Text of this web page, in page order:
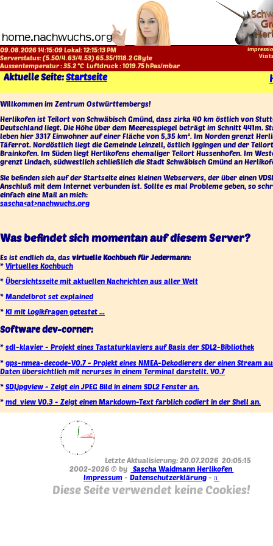
09.08.2026 14:15:09 Lokal:12:15:13 PM
Serverstatus: (5.50/4.63/4.53)65.35/1118.2GByte
Aussentemperatur :35.2°C Luftdruck :1019.75hPas/mbar
Aktuelle Seite:Startseite
Willkommen im Zentrum Ostwürttembergs!
Herlikofen ist Teilort von Schwäbisch Gmünd, dass zirka 40 km östlich von
Deutschland liegt. Die Höhe über dem Meeresspiegel beträgt im Schnitt 441m.
leben hier 3317 Einwohner auf einer Fläche von 5,35 km². Im Norden grenzt
Täferrot. Nordöstlich liegt die Gemeinde Leinzell, östlich Iggingen und der Teilort
Brainkofen. Im Süden liegt Herlikofens ehemaliger Teilort Hussenhofen. Im
grenzt Lindach, südwestlich schließlich die Stadt Schwäbisch Gmünd an
Sie befinden sich auf der Startseite eines kleinen Webservers, der über einen
Anschluß mit dem Internet verbunden ist. Sollte es mal Probleme geben, so
einfach eine Mail an mich:
sascha<at>nachwuchs.org
Was befindet sich momentan auf diesem Server?
Es ist endlich da, das virtuelle Kochbuch für Jedermann:
* Virtuelles Kochbuch
* Übersichtsseite mit aktuellen Nachrichten aus aller Welt
* Mandelbrot set explained
* KI mit Logikfragen getestet ...
Software dev-corner:
* sdl-klavier - Projekt eines Tastaturklaviers auf Basis der SDL2-Bibliothek
* gps-nmea-decode-V0.7 - Projekt eines NMEA-Dekodierers der einen Stream
Daten übersichtlich mit ncrurses in einem Terminal darstellt. V0.7
* SDLjpgview - Zeigt ein JPEG Bild in einem SDL2 Fenster an.
* md_view V0.3 - Zeigt einen Markdown-Text farblich codiert in der Shell an.
Letzte Aktualisierung: 20.07.2026 20:05:15
2002-2026 © by
Sascha Waidmann Herlikofen
Impressum - Datenschutzerklärung - π
Diese Seite verwendet keine Cookies!